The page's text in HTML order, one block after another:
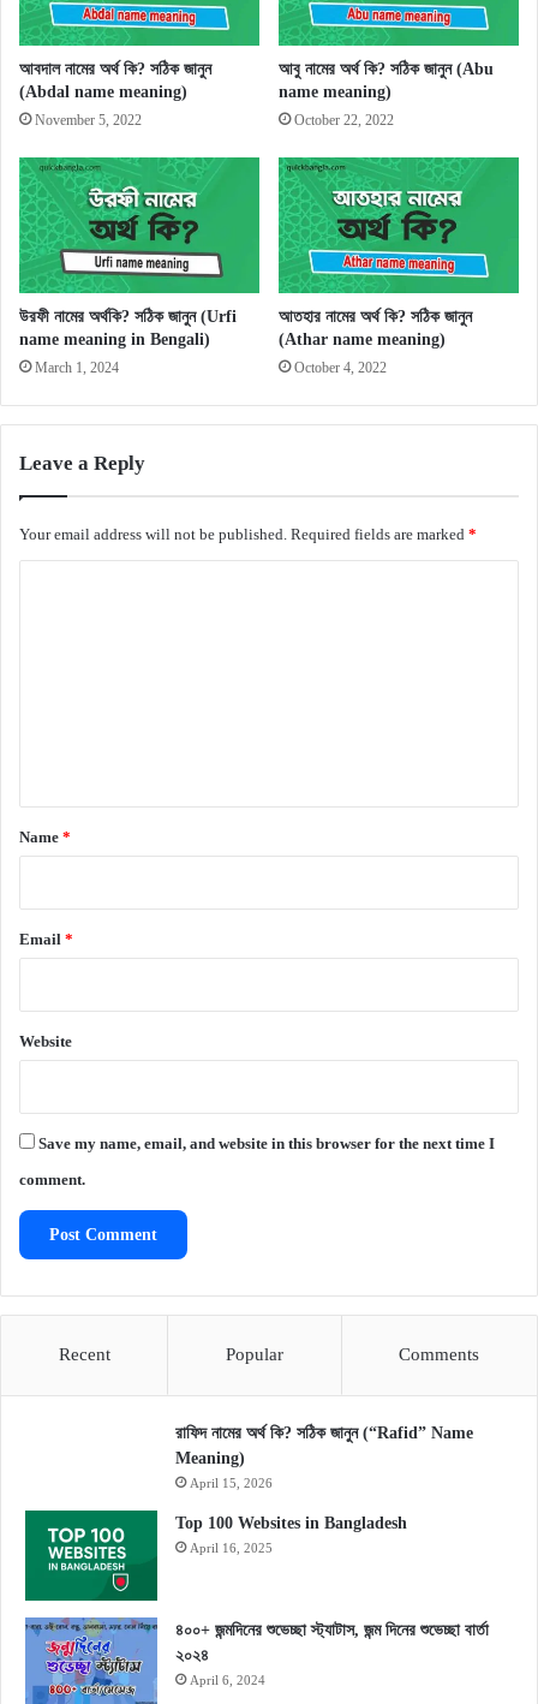
আবদাল নামের অর্থ কি? সঠিক জানুন
(Abdal name meaning)
November 5, 2022
আবু নামের অর্থ কি? সঠিক জানুন (Abu
name meaning)
October 22, 2022
উরফী নামের অর্থকি? সঠিক জানুন (Urfi
name meaning in Bengali)
March 1, 2024
আতহার নামের অর্থ কি? সঠিক জানুন
(Athar name meaning)
October 4, 2022
Leave a Reply
Your email address will not be published. Required fields are marked *
*
Name *
Email *
Website
Save my name, email, and website in this browser for the next time I
comment.
Recent Popular Comments
রাফিদ নামের অর্থ কি? সঠিক জানুন (“Rafid” Name
Meaning)
April 15, 2026
Top 100 Websites in Bangladesh
April 16, 2025
৪০০+ জন্মদিনের শুভেচ্ছা স্ট্যাটাস, জন্ম দিনের শুভেচ্ছা বার্তা
২০২৪
April 6, 2024